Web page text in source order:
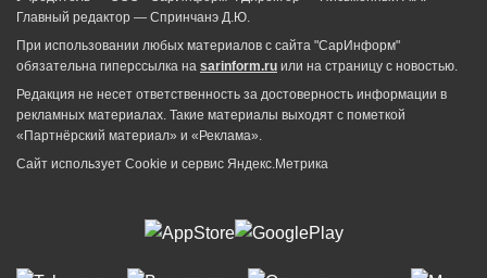
Главный редактор — Спринчанэ Д.Ю.
При использовании любых материалов с сайта "СарИнформ"
обязательна гиперссылка на sarinform.ru или на страницу с новостью.
Редакция не несет ответственность за достоверность информации в
рекламных материалах. Такие материалы выходят с пометкой
«Партнёрский материал» и «Реклама».
Сайт использует Cookie и сервиc Яндекс.Метрика